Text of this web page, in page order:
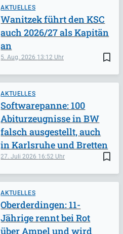
AKTUELLES
bookmark_border
5. Aug. 2026 13:12
Wanitzek führt den KSC
auch 2026/27 als Kapitän
an
AKTUELLES
bookmark_border
27. Juli 2026 16:52
Softwarepanne: 100
Abiturzeugnisse in BW
falsch ausgestellt, auch
in Karlsruhe und Bretten
AKTUELLES
Oberderdingen: 11-
Jährige rennt bei Rot
über Ampel und wird